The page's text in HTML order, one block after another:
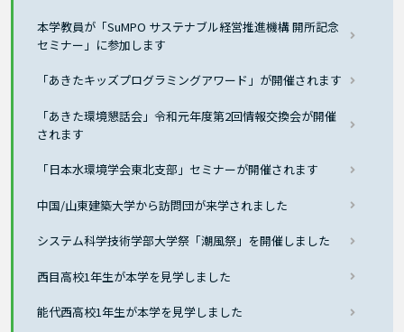
本学教員が「SuMPO サステナブル経営推進機構 開所記念
セミナー」に参加します
「あきたキッズプログラミングアワード」が開催されます
「あきた環境懇話会」令和元年度第2回情報交換会が開催
されます
「日本水環境学会東北支部」セミナーが開催されます
中国/山東建築大学から訪問団が来学されました
システム科学技術学部大学祭「潮風祭」を開催しました
西目高校1年生が本学を見学しました
能代西高校1年生が本学を見学しました